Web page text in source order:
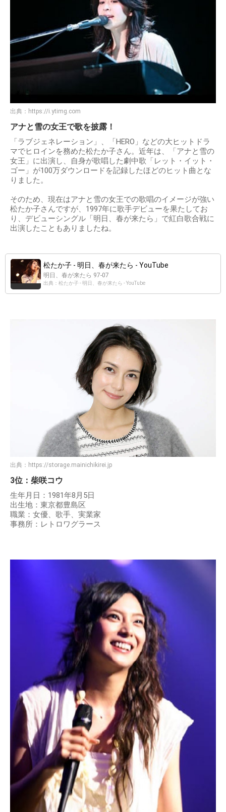
出典： https://i.ytimg.com
アナと雪の女王で歌を披露！
「ラブジェネレーション」、「HERO」などの大ヒットドラ
マでヒロインを務めた松たか子さん。近年は、「アナと雪の
女王」に出演し、自身が歌唱した劇中歌「レット・イット・
ゴー」が100万ダウンロードを記録したほどのヒット曲とな
りました。
そのため、現在はアナと雪の女王での歌唱のイメージが強い
松たか子さんですが、1997年に歌手デビューを果たしてお
り、デビューシングル「明日、春が来たら」で紅白歌合戦に
出演したこともありましたね。
松たか子 - 明日、春が来たら - YouTube
明日、春が来たら 97-07
出典：松たか子 - 明日、春が来たら - YouTube
出典： https://storage.mainichikirei.jp
3位：柴咲コウ
生年月日：1981年8月5日
出生地：東京都豊島区
職業：女優、歌手、実業家
事務所：レトロワグラース